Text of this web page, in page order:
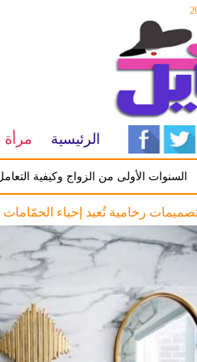
الرئيسية مرأة
الأولى من الزواج وكيفية التعامل معها
صيحات الديكور لعام 2026 أناقة عصرية بلمسات طبيعية دافئة